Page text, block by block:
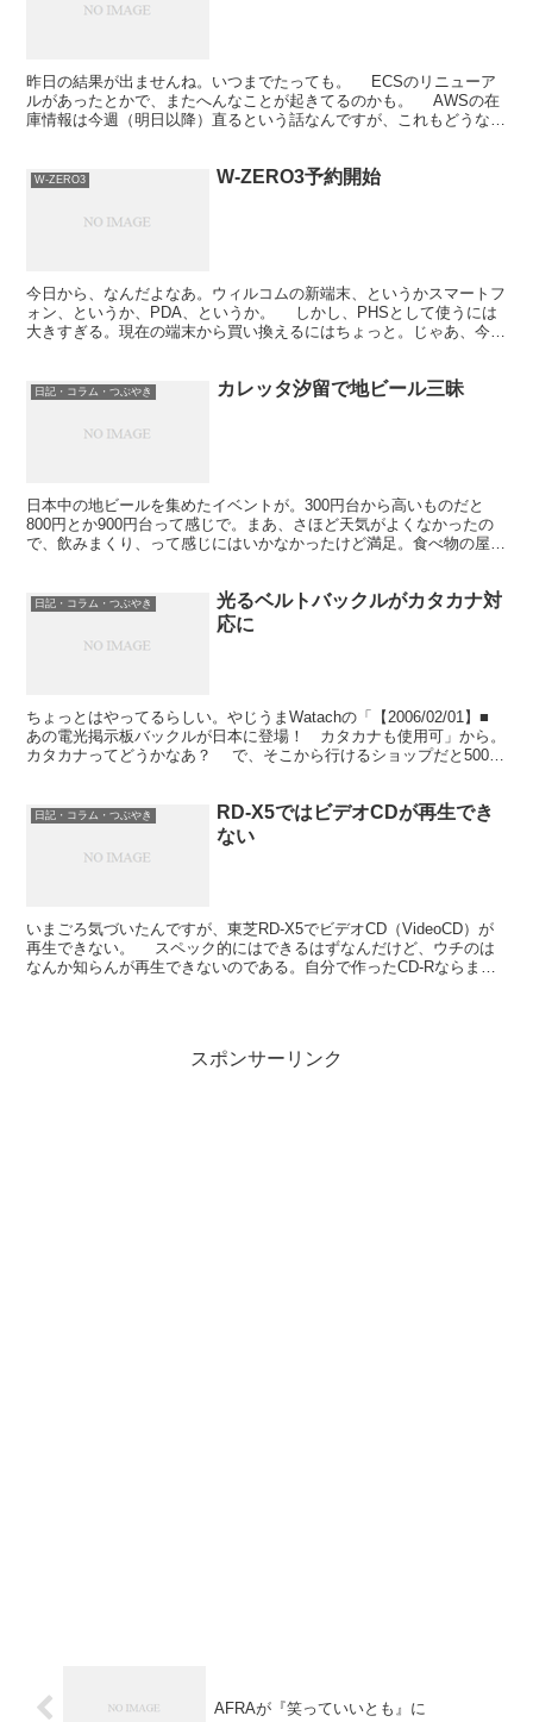
昨日の結果が出ませんね。いつまでたっても。 ECSのリニューア
ルがあったとかで、またへんなことが起きてるのかも。 AWSの在
庫情報は今週（明日以降）直るという話なんですが、これもどうなる
W-ZERO3 W-ZERO3予約開始
今日から、なんだよなあ。ウィルコムの新端末、というかスマートフ
ォン、というか、PDA、というか。 しかし、PHSとして使うには
大きすぎる。現在の端末から買い換えるにはちょっと。じゃあ、今の
日記・コラム・つぶやき カレッタ汐留で地ビール三昧
日本中の地ビールを集めたイベントが。300円台から高いものだと
800円とか900円台って感じで。まあ、さほど天気がよくなかったの
で、飲みまくり、って感じにはいかなかったけど満足。食べ物の屋台
日記・コラム・つぶやき
光るベルトバックルがカタカナ対
応に
ちょっとはやってるらしい。やじうまWatachの「【2006/02/01】■
あの電光掲示板バックルが日本に登場！ カタカナも使用可」から。
カタカナってどうかなあ？ で、そこから行けるショップだと5000
日記・コラム・つぶやき
RD-X5ではビデオCDが再生でき
ない
いまごろ気づいたんですが、東芝RD-X5でビデオCD（VideoCD）が
再生できない。 スペック的にはできるはずなんだけど、ウチのは
なんか知らんが再生できないのである。自分で作ったCD-Rならまあ
スポンサーリンク
AFRAが『笑っていいとも』に